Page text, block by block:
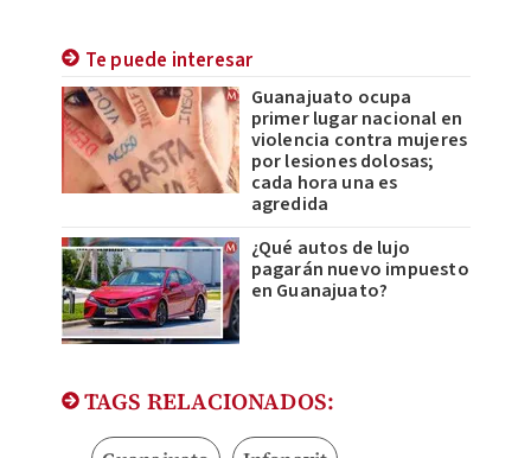
Te puede interesar
Guanajuato ocupa
primer lugar nacional en
violencia contra mujeres
por lesiones dolosas;
cada hora una es
agredida
¿Qué autos de lujo
pagarán nuevo impuesto
en Guanajuato?
TAGS RELACIONADOS: